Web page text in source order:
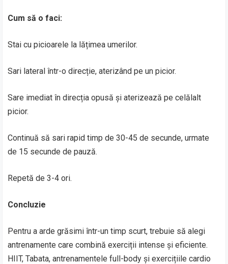
Cum să o faci:
Stai cu picioarele la lățimea umerilor.
Sari lateral într-o direcție, aterizând pe un picior.
Sare imediat în direcția opusă și aterizează pe celălalt
picior.
Continuă să sari rapid timp de 30-45 de secunde, urmate
de 15 secunde de pauză.
Repetă de 3-4 ori.
Concluzie
Pentru a arde grăsimi într-un timp scurt, trebuie să alegi
antrenamente care combină exerciții intense și eficiente.
HIIT, Tabata, antrenamentele full-body și exercițiile cardio